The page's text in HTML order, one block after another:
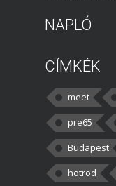
NAPLÓ
CÍMKÉK
meet
pre65
Budapest
hotrod